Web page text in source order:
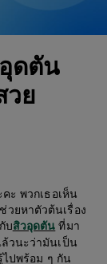
ดตัน
วย
ะ พวกเธอเห็น
วยหาตัวต้นเรื่อง
บสิวอุดตัน ที่มา
วนะว่ามันเป็น
ไปพร้อม ๆ กัน